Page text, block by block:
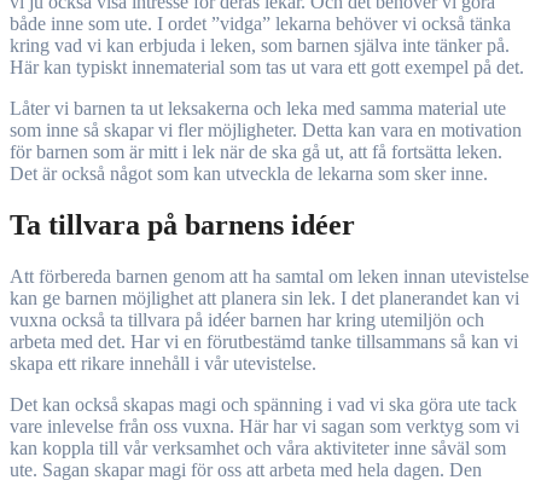
både inne som ute. I ordet ”vidga” lekarna behöver vi också tänka
kring vad vi kan erbjuda i leken, som barnen själva inte tänker på.
Här kan typiskt innematerial som tas ut vara ett gott exempel på det.
Låter vi barnen ta ut leksakerna och leka med samma material ute
som inne så skapar vi fler möjligheter. Detta kan vara en motivation
för barnen som är mitt i lek när de ska gå ut, att få fortsätta leken.
Det är också något som kan utveckla de lekarna som sker inne.
Ta tillvara på barnens idéer
Att förbereda barnen genom att ha samtal om leken innan utevistelse
kan ge barnen möjlighet att planera sin lek. I det planerandet kan vi
vuxna också ta tillvara på idéer barnen har kring utemiljön och
arbeta med det. Har vi en förutbestämd tanke tillsammans så kan vi
skapa ett rikare innehåll i vår utevistelse.
Det kan också skapas magi och spänning i vad vi ska göra ute tack
vare inlevelse från oss vuxna. Här har vi sagan som verktyg som vi
kan koppla till vår verksamhet och våra aktiviteter inne såväl som
ute. Sagan skapar magi för oss att arbeta med hela dagen. Den